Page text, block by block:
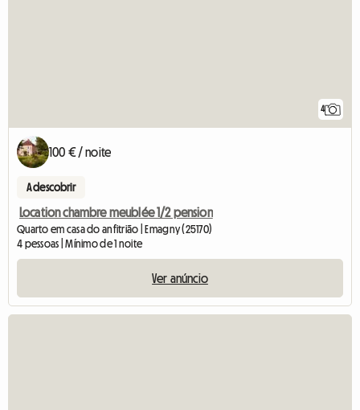
4
100 € / noite
A descobrir
Location chambre meublée 1/2 pension
Quarto em casa do anfitrião | Emagny (25170)
4 pessoas | Mínimo de 1 noite
Ver anúncio